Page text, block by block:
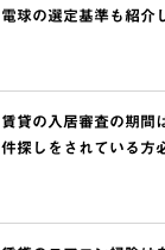
電球の選定基準も紹介
賃貸の入居審査の期間
件探しをされている方